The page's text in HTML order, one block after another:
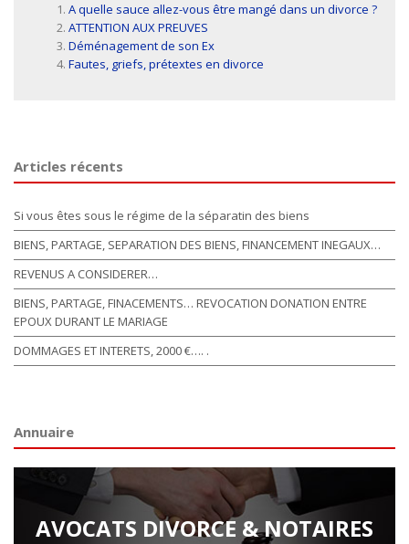
A quelle sauce allez-vous être mangé dans un divorce ?
ATTENTION AUX PREUVES
Déménagement de son Ex
Fautes, griefs, prétextes en divorce
Articles récents
Si vous êtes sous le régime de la séparatin des biens
BIENS, PARTAGE, SEPARATION DES BIENS, FINANCEMENT INEGAUX…
REVENUS A CONSIDERER…
BIENS, PARTAGE, FINACEMENTS… REVOCATION DONATION ENTRE
EPOUX DURANT LE MARIAGE
DOMMAGES ET INTERETS, 2000 €…. .
Annuaire
AVOCATS DIVORCE & NOTAIRES